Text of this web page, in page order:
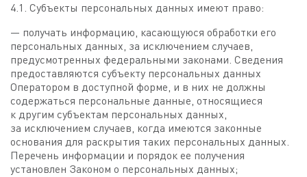
4.1. Субъекты персональных данных имеют право:
— получать информацию, касающуюся обработки его
персональных данных, за исключением случаев,
предусмотренных федеральными законами. Сведения
предоставляются субъекту персональных данных
Оператором в доступной форме, и в них не должны
содержаться персональные данные, относящиеся
к другим субъектам персональных данных,
за исключением случаев, когда имеются законные
основания для раскрытия таких персональных данных.
Перечень информации и порядок ее получения
установлен Законом о персональных данных;